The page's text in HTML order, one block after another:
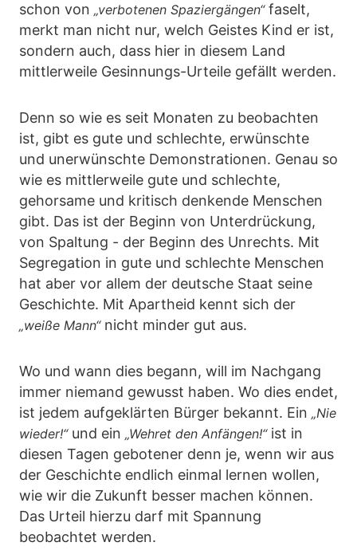
schon von „verbotenen Spaziergängen“faselt,
merkt man nicht nur, welch Geistes Kind er ist,
sondern auch, dass hier in diesem Land
mittlerweile Gesinnungs-Urteile gefällt werden.
Denn so wie es seit Monaten zu beobachten
ist, gibt es gute und schlechte, erwünschte
und unerwünschte Demonstrationen. Genau so
wie es mittlerweile gute und schlechte,
gehorsame und kritisch denkende Menschen
gibt. Das ist der Beginn von Unterdrückung,
von Spaltung - der Beginn des Unrechts. Mit
Segregation in gute und schlechte Menschen
hat aber vor allem der deutsche Staat seine
Geschichte. Mit Apartheid kennt sich der
„weiße Mann“nicht minder gut aus.
Wo und wann dies begann, will im Nachgang
immer niemand gewusst haben. Wo dies endet,
ist jedem aufgeklärten Bürger bekannt. Ein „Nie
wieder!“und ein „Wehret den Anfängen!“ist in
diesen Tagen gebotener denn je, wenn wir aus
der Geschichte endlich einmal lernen wollen,
wie wir die Zukunft besser machen können.
Das Urteil hierzu darf mit Spannung
beobachtet werden.